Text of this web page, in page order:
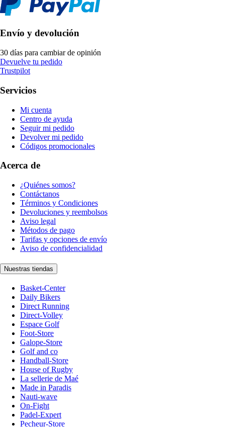
Envío y devolución
30 días para cambiar de opinión
Devuelve tu pedido
Trustpilot
Servicios
Mi cuenta
Centro de ayuda
Seguir mi pedido
Devolver mi pedido
Códigos promocionales
Acerca de
¿Quiénes somos?
Contáctanos
Términos y Condiciones
Devoluciones y reembolsos
Aviso legal
Métodos de pago
Tarifas y opciones de envío
Aviso de confidencialidad
Nuestras tiendas
Basket-Center
Daily Bikers
Direct Running
Direct-Volley
Espace Golf
Foot-Store
Galope-Store
Golf and co
Handball-Store
House of Rugby
La sellerie de Maé
Made in Paradis
Nauti-wave
On-Fight
Padel-Expert
Pecheur-Store